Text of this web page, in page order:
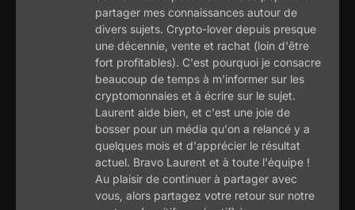
partager mes connaissances autour de
divers sujets. Crypto-lover depuis presque
une décennie, vente et rachat (loin d'être
fort profitables). C'est pourquoi je consacre
beaucoup de temps à m'informer sur les
cryptomonnaies et à écrire sur le sujet.
Laurent aide bien, et c'est une joie de
bosser pour un média qu'on a relancé y a
quelques mois et d'apprécier le résultat
actuel. Bravo Laurent et à toute l'équipe !
Au plaisir de continuer à partager avec
vous, alors partagez votre retour sur notre